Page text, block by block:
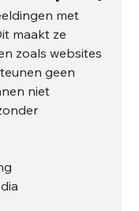
met
maakt ze
zoals websites
geen
niet